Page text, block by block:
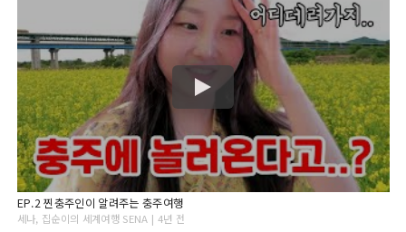
EP.2 찐충주인이 알려주는 충주여행
세나, 집순이의 세계여행 SENA | 4년 전